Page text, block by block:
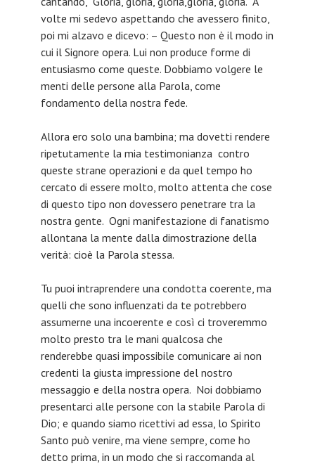
volte mi sedevo aspettando che avessero finito,
poi mi alzavo e dicevo: – Questo non è il modo in
cui il Signore opera. Lui non produce forme di
entusiasmo come queste. Dobbiamo volgere le
menti delle persone alla Parola, come
fondamento della nostra fede.
Allora ero solo una bambina; ma dovetti rendere
ripetutamente la mia testimonianza contro
queste strane operazioni e da quel tempo ho
cercato di essere molto, molto attenta che cose
di questo tipo non dovessero penetrare tra la
nostra gente. Ogni manifestazione di fanatismo
allontana la mente dalla dimostrazione della
verità: cioè la Parola stessa.
Tu puoi intraprendere una condotta coerente, ma
quelli che sono influenzati da te potrebbero
assumerne una incoerente e così ci troveremmo
molto presto tra le mani qualcosa che
renderebbe quasi impossibile comunicare ai non
credenti la giusta impressione del nostro
messaggio e della nostra opera. Noi dobbiamo
presentarci alle persone con la stabile Parola di
Dio; e quando siamo ricettivi ad essa, lo Spirito
Santo può venire, ma viene sempre, come ho
detto prima, in un modo che si raccomanda al